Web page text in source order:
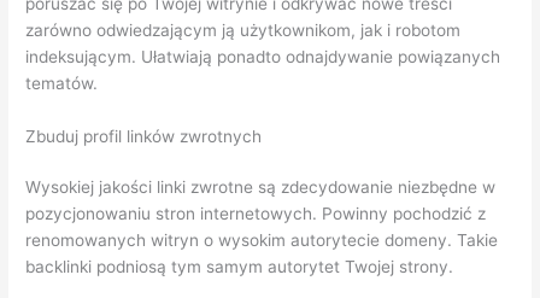
zarówno odwiedzającym ją użytkownikom, jak i robotom
indeksującym. Ułatwiają ponadto odnajdywanie powiązanych
tematów.
Zbuduj profil linków zwrotnych
Wysokiej jakości linki zwrotne są zdecydowanie niezbędne w
pozycjonowaniu stron internetowych. Powinny pochodzić z
renomowanych witryn o wysokim autorytecie domeny. Takie
backlinki podniosą tym samym autorytet Twojej strony.